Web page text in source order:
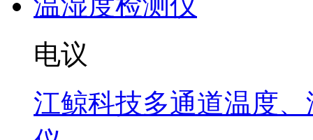
电议
江鲸科技多通道温度